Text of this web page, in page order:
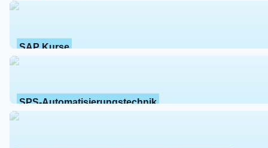
SAP Kurse
SPS-Automatisierungstechnik